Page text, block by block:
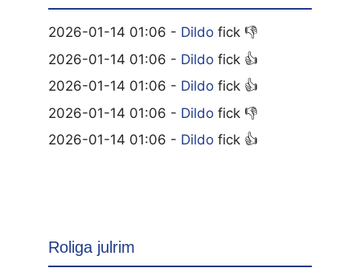
2026-01-14 01:06 - Dildo fick 👎
2026-01-14 01:06 - Dildo fick 👍
2026-01-14 01:06 - Dildo fick 👍
2026-01-14 01:06 - Dildo fick 👎
2026-01-14 01:06 - Dildo fick 👍
Roliga julrim